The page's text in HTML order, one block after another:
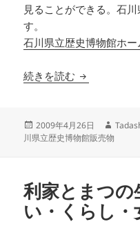
見ることができる。石
す。
石川県立歴史博物館ホー
続きを読む -春季特別展
投
稿
2009年4月26日
作
川県立歴史博物館販売物
利家とまつ
い・くらし・